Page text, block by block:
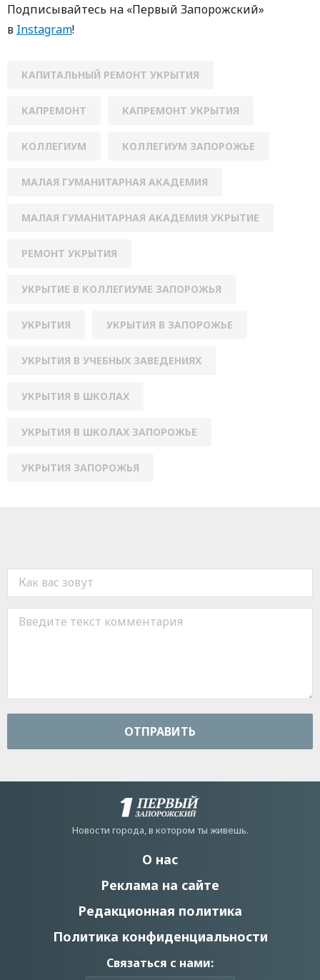
Пoдписывaйтесь нa «Первый Зaпoрoжский»
в Instagram!
КАПИТАЛЬНЫЙ РЕМОНТ УКРЫТИЯ
КАПРЕМОНТ КАПРЕМОНТ УКРЫТИЯ
КОЛЛЕГИУМ КОЛЛЕГИУМ ЗАПОРОЖЬЕ
МАЛАЯ ГУМАНИТАРНАЯ АКАДЕМИЯ
МАЛАЯ ГУМАНИТАРНАЯ АКАДЕМИЯ УКРЫТИЕ
РЕМОНТ УКРЫТИЯ
УКРЫТИЕ В КОЛЛЕГИУМЕ ЗАПОРОЖЬЯ
УКРЫТИЯ УКРЫТИЯ В ЗАПОРОЖЬЕ
УКРЫТИЯ В УЧЕБНЫХ ЗАВЕДЕНИЯХ
УКРЫТИЯ В ШКОЛАХ
УКРЫТИЯ В ШКОЛАХ ЗАПОРОЖЬЕ
УКРЫТИЯ ЗАПОРОЖЬЯ
ОТПРАВИТЬ
Новости города, в котором ты живешь.
О нас
Реклама на сайте
Редакционная политика
Политика конфиденциальности
Связаться с нами: